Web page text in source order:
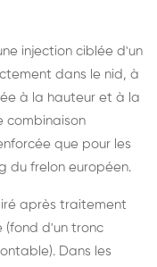
injection ciblée d'un
dans le nid, à
à la hauteur et à la
combinaison
que pour les
du frelon européen.
après traitement
(fond d'un tronc
Dans les